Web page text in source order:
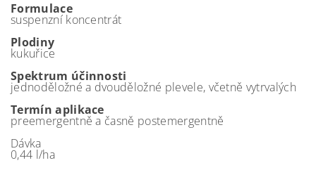
Formulace
suspenzní koncentrát
Plodiny
kukuřice
Spektrum účinnosti
jednoděložné a dvouděložné plevele, včetně vytrvalých
Termín aplikace
preemergentně a časně postemergentně
Dávka
0,44 l/ha